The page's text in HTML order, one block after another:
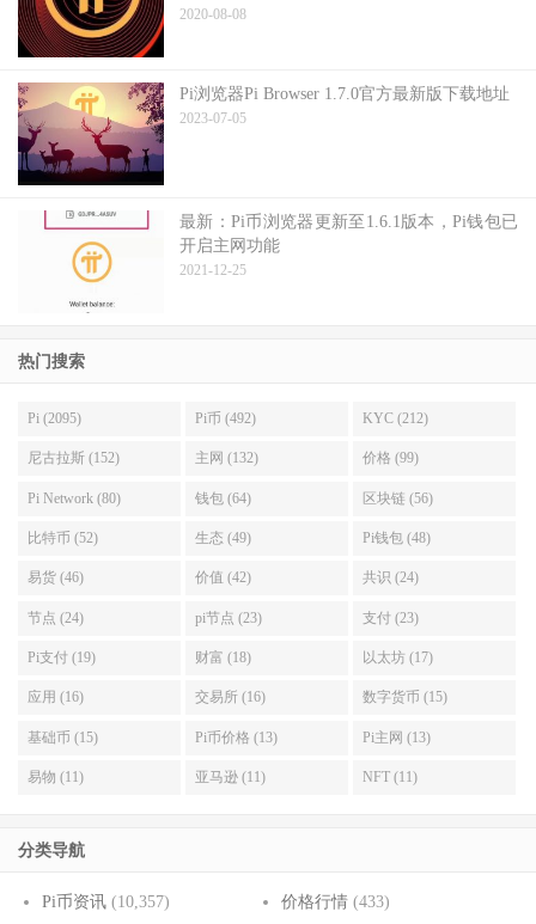
2020-08-08
Pi浏览器Pi Browser 1.7.0官方最新版下载地址
2023-07-05
最新：Pi币浏览器更新至1.6.1版本，Pi钱包已
开启主网功能
2021-12-25
热门搜索
Pi (2095) Pi币 (492) KYC (212)
尼古拉斯 (152) 主网 (132) 价格 (99)
Pi Network (80) 钱包 (64) 区块链 (56)
比特币 (52) 生态 (49) Pi钱包 (48)
易货 (46) 价值 (42) 共识 (24)
节点 (24) pi节点 (23) 支付 (23)
Pi支付 (19) 财富 (18) 以太坊 (17)
应用 (16) 交易所 (16) 数字货币 (15)
基础币 (15) Pi币价格 (13) Pi主网 (13)
易物 (11) 亚马逊 (11) NFT (11)
分类导航
Pi币资讯 (10,357) 价格行情(433)